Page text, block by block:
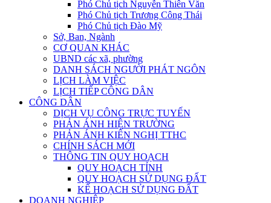
Phó Chủ tịch Nguyễn Thiên Văn
Phó Chủ tịch Trương Công Thái
Phó Chủ tịch Đào Mỹ
Sở, Ban, Ngành
CƠ QUAN KHÁC
UBND các xã, phường
DANH SÁCH NGƯỜI PHÁT NGÔN
LỊCH LÀM VIỆC
LỊCH TIẾP CÔNG DÂN
CÔNG DÂN
DỊCH VỤ CÔNG TRỰC TUYẾN
PHẢN ÁNH HIỆN TRƯỜNG
PHẢN ÁNH KIẾN NGHỊ TTHC
CHÍNH SÁCH MỚI
THÔNG TIN QUY HOẠCH
QUY HOẠCH TỈNH
QUY HOẠCH SỬ DỤNG ĐẤT
KẾ HOẠCH SỬ DỤNG ĐẤT
DOANH NGHIỆP